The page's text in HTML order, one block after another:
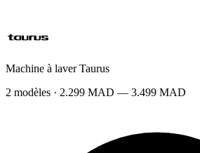
Machine à laver Taurus
2 modèles · 2.299 MAD — 3.499 MAD